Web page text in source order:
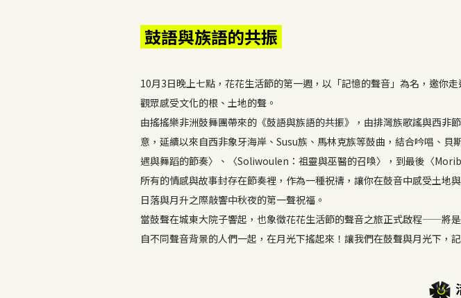
鼓語與族語的共振
10月3日晚上七點，花花生活節的第一週，以「記憶的聲音」為名，邀你
觀眾感受文化的根、土地的聲。
由搖搖樂非洲鼓舞團帶來的《鼓語與族語的共振》，由排灣族歌謠與西
意，延續以來自西非象牙海岸、Susu族、馬林克族等鼓曲，結合吟唱、
遇與舞蹈的節奏〉、〈Soliwoulen：祖靈與巫醫的召喚〉，到最後〈
所有的情感與故事封存在節奏裡，作為一種祝禱，讓你在鼓音中感受土
日落與月升之際敲響中秋夜的第一聲祝福。
當鼓聲在城東大院子響起，也象徵花花生活節的聲音之旅正式啟程——將
自不同聲音背景的人們一起，在月光下搖起來！讓我們在鼓聲與月光下，